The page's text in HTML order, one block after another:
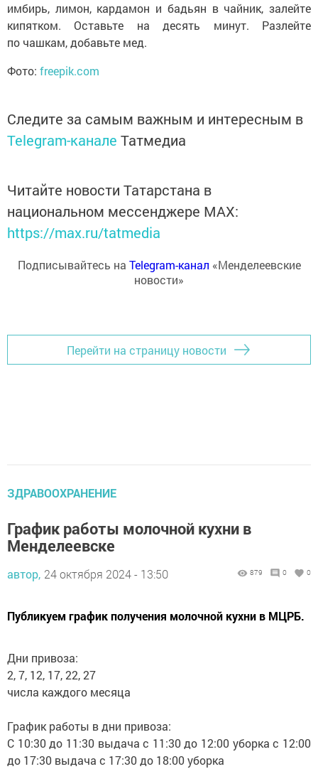
имбирь, лимон, кардамон и бадьян в чайник, залейте
кипятком. Оставьте на десять минут. Разлейте
по чашкам, добавьте мед.
Фото: freepik.com
Следите за самым важным и интересным в
Telegram-канале Татмедиа
Читайте новости Татарстана в
национальном мессенджере MАХ:
https://max.ru/tatmedia
Подписывайтесь на Telegram-канал «Менделеевские
новости»
Перейти на страницу новости
ЗДРАВООХРАНЕНИЕ
График работы молочной кухни в
Менделеевске
автор, 24 октября 2024 - 13:50 879 0 0
Публикуем график получения молочной кухни в МЦРБ.
Дни привоза:
2, 7, 12, 17, 22, 27
числа каждого месяца
График работы в дни привоза:
С 10:30 до 11:30 выдача с 11:30 до 12:00 уборка с 12:00
до 17:30 выдача с 17:30 до 18:00 уборка